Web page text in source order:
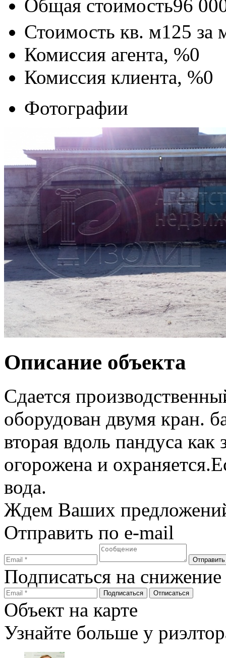
Общая стоимость96
Стоимость кв. м125 за
Комиссия агента, %0
Комиссия клиента, %0
Фотографии
Описание объекта
Сдается
оборудован двумя кран.
вторая вдоль пандуса как
огорожена и
вода.
Ждем Ваших
Отправить по e-mail
Подписаться на
Объект на карте
Узнайте больше у